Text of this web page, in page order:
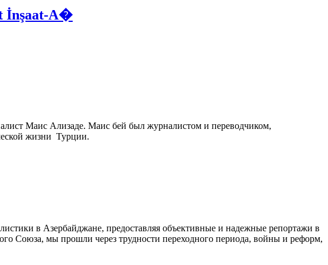
İnşaat-A�
Маис Ализаде. Маис бей был журналистом и переводчиком,
жизни Турции.
в Азербайджане, предоставляя объективные и надежные репортажи в
Союза, мы прошли через трудности переходного периода, войны и реформ,